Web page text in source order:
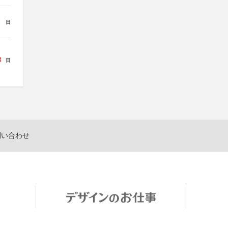
日
日
合わせ